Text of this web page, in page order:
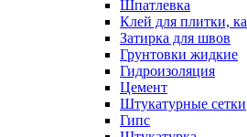
Шпатлевка
Клей для плитки,
Затирка для швов
Грунтовки жидкие
Гидроизоляция
Цемент
Штукатурные сетки
Гипс